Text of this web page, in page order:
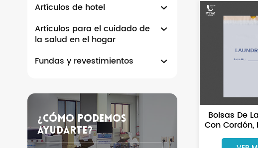
Artículos de hotel
Artículos para el cuidado de
la salud en el hogar
Fundas y revestimientos
¿Cómo Podemos
Ayudarte?
Bolsas De
Con Cordón,
Y